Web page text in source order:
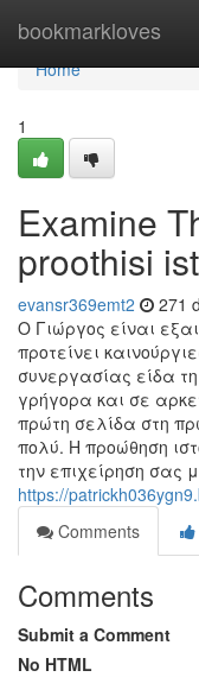
bookmarkloves
Home
Home
1
Examine
proothisi
evansr369emt2 271
Ο Γιώργος είναι
προτείνει
συνεργασίας είδα
γρήγορα και σε
πρώτη σελίδα στη
πολύ. Η προώθηση
την επιχείρηση σας
https://
Comments
Comments
Submit a Comment
No HTML